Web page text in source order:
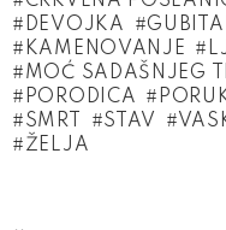
DEVOJKA
KAMENOVANJE
MOĆ SADAŠNJEG
PORODICA
SMRT
STAV
ŽELJA